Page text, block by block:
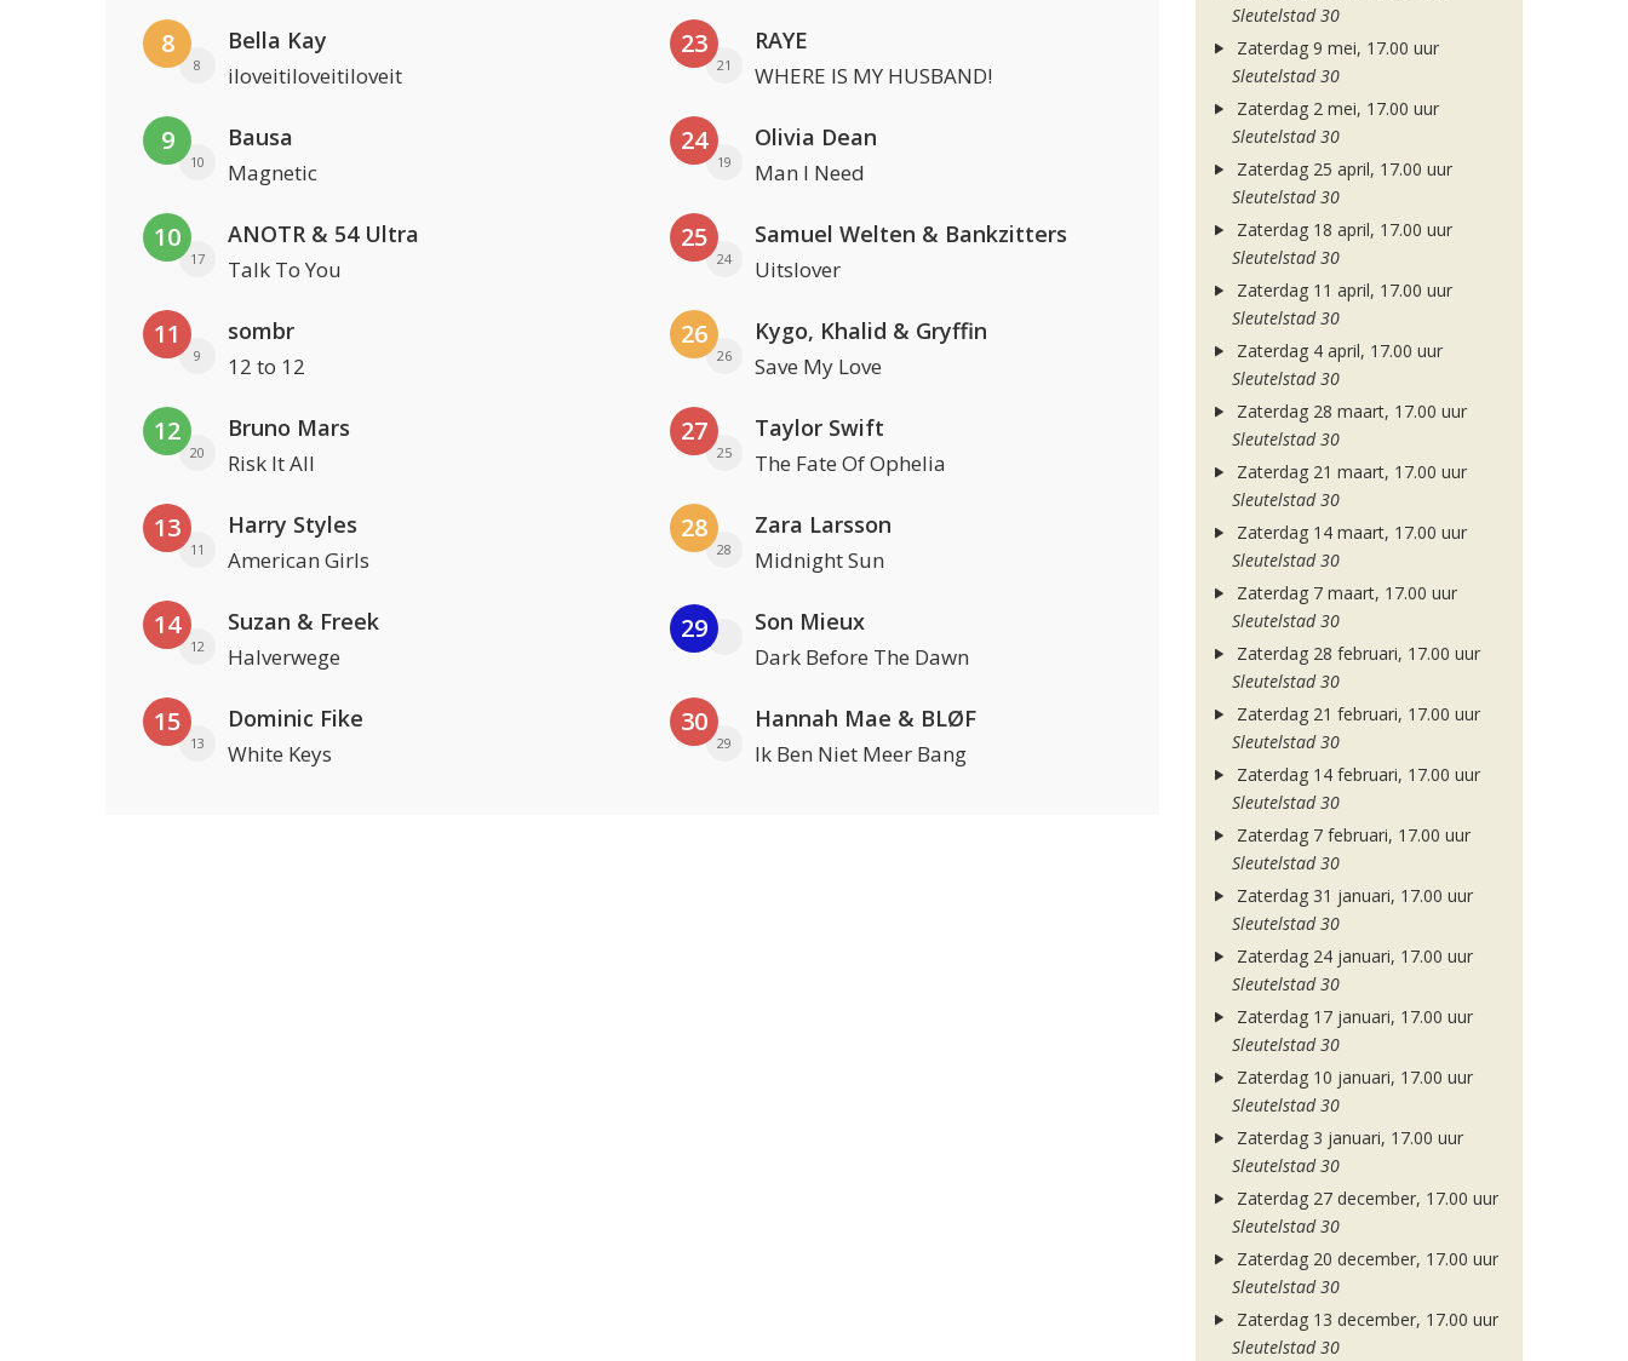
8
8
Bella Kay
iloveitiloveitiloveit
9
10
Bausa
Magnetic
10
17
ANOTR & 54 Ultra
Talk To You
11
9
sombr
12 to 12
12
20
Bruno Mars
Risk It All
13
11
Harry Styles
American Girls
14
12
Suzan & Freek
Halverwege
15
13
Dominic Fike
White Keys
23
21
RAYE
WHERE IS MY HUSBAND!
24
19
Olivia Dean
Man I Need
25
24
Samuel Welten & Bankzitters
Uitslover
26
26
Kygo, Khalid & Gryffin
Save My Love
27
25
Taylor Swift
The Fate Of Ophelia
28
28
Zara Larsson
Midnight Sun
29 Son Mieux
Dark Before The Dawn
30
29
Hannah Mae & BLØF
Ik Ben Niet Meer Bang
Sleutelstad 30
Zaterdag 9 mei, 17.00 uur
Sleutelstad 30
Zaterdag 2 mei, 17.00 uur
Sleutelstad 30
Zaterdag 25 april, 17.00 uur
Sleutelstad 30
Zaterdag 18 april, 17.00 uur
Sleutelstad 30
Zaterdag 11 april, 17.00 uur
Sleutelstad 30
Zaterdag 4 april, 17.00 uur
Sleutelstad 30
Zaterdag 28 maart, 17.00 uur
Sleutelstad 30
Zaterdag 21 maart, 17.00 uur
Sleutelstad 30
Zaterdag 14 maart, 17.00 uur
Sleutelstad 30
Zaterdag 7 maart, 17.00 uur
Sleutelstad 30
Zaterdag 28 februari, 17.00 uur
Sleutelstad 30
Zaterdag 21 februari, 17.00 uur
Sleutelstad 30
Zaterdag 14 februari, 17.00 uur
Sleutelstad 30
Zaterdag 7 februari, 17.00 uur
Sleutelstad 30
Zaterdag 31 januari, 17.00 uur
Sleutelstad 30
Zaterdag 24 januari, 17.00 uur
Sleutelstad 30
Zaterdag 17 januari, 17.00 uur
Sleutelstad 30
Zaterdag 10 januari, 17.00 uur
Sleutelstad 30
Zaterdag 3 januari, 17.00 uur
Sleutelstad 30
Zaterdag 27 december, 17.00 uur
Sleutelstad 30
Zaterdag 20 december, 17.00 uur
Sleutelstad 30
Zaterdag 13 december, 17.00 uur
Sleutelstad 30